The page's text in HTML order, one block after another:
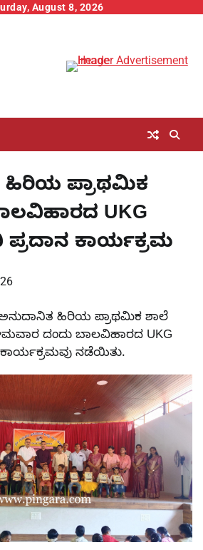
August 8, 2026
ಹಿರಿಯ ಪ್ರಾಥಮಿಕ
UKG
ಕಾರ್ಯಕ್ರಮ
ಅನುದಾನಿತ ಹಿರಿಯ ಪ್ರಾಥಮಿಕ ಶಾಲೆ
ದಂದು ಬಾಲವಿಹಾರದ UKG
ನಡೆಯಿತು.